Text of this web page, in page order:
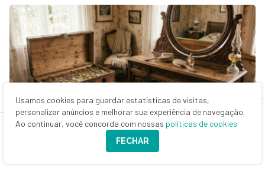
4 de agosto de 2026 - 14:06
Eclipse total do sol: moradores do lugar perfeito
Usamos cookies para guardar estatísticas de visitas,
personalizar anúncios e melhorar sua experiência de navegação.
Ao continuar, você concorda com nossas políticas de cookies
FECHAR